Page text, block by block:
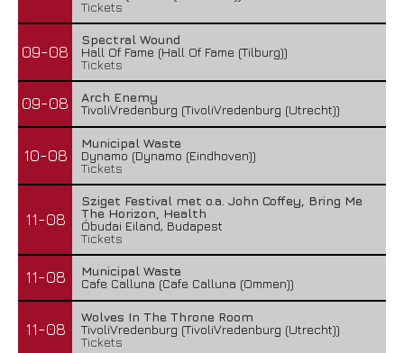
Tickets
09-08
Spectral Wound
Hall Of Fame (Hall Of Fame (Tilburg))
Tickets
09-08
Arch Enemy
TivoliVredenburg (TivoliVredenburg (Utrecht))
10-08
Municipal Waste
Dynamo (Dynamo (Eindhoven))
Tickets
11-08
Sziget Festival met o.a. John Coffey, Bring Me
The Horizon, Health
Óbudai Eiland, Budapest
Tickets
11-08
Municipal Waste
Cafe Calluna (Cafe Calluna (Ommen))
11-08
Wolves In The Throne Room
TivoliVredenburg (TivoliVredenburg (Utrecht))
Tickets